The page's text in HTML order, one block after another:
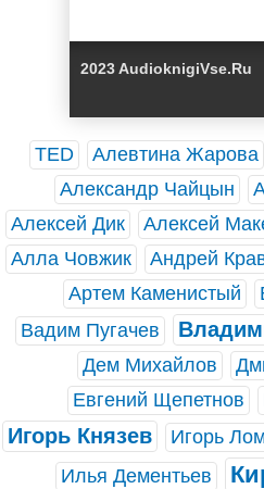
2023 AudioknigiVse.Ru
TED Алевтина Жарова
Александр Чайцын
Алексей Дик
Алексей
Алла Човжик
Андрей
Артем Каменистый
Вадим Пугачев
Дем Михайлов
Евгений Щепетнов
Игорь Князев Игорь
Илья Дементьев